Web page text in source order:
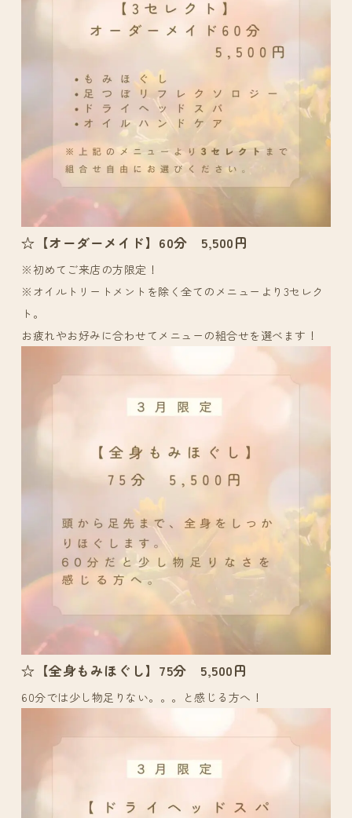
☆【オーダーメイド】60分 5,500円
※初めてご来店の方限定！
※オイルトリートメントを除く全てのメニューより3セレク
ト。
お疲れやお好みに合わせてメニューの組合せを選べます！
☆【全身もみほぐし】75分 5,500円
60分では少し物足りない。。。と感じる方へ！